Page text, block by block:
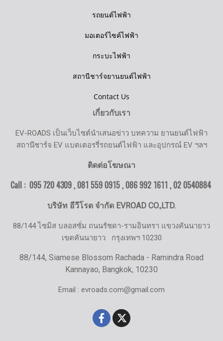
รถยนต์ไฟฟ้า
มอเตอร์ไซค์ไฟฟ้า
กระบะไฟฟ้า
สถานีชาร์จยานยนต์ไฟฟ้า
Contact Us
เกี่ยวกับเรา
EV-ROADS เป็นเว็บไซต์นำเสนอข่าว บทความ ยานยนต์ไฟฟ้า
สถานีชาร์จ EV แบตเตอรรี่รถยนต์ไฟฟ้า และอุปกรณ์ EV ฯลฯ
ติดต่อโฆษณา
Call : 095 720 4309 , 081 559 0915 , 086 992 1611 ,02 0540884
บริษัท อีวีโรด จำกัด EVROAD CO.,LTD.
88/144 ไซมิส บลอสซั่ม ถนนรัชดา-รามอินทรา แขวงคันนายาว
เขตคันนายาว กรุงเทพฯ 10230
88/144, Siamese Blossom Rachada - Ramindra Road
Kannayao, Bangkok, 10230
Email : evroads.com@gmail.com